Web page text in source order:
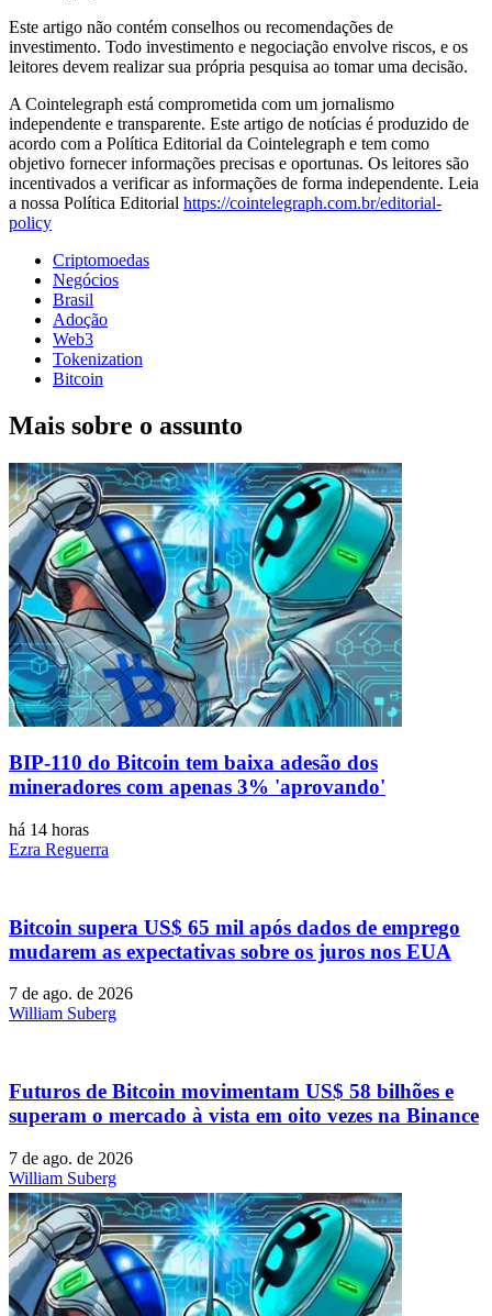
Este artigo não contém conselhos ou recomendações de
investimento. Todo investimento e negociação envolve riscos, e os
leitores devem realizar sua própria pesquisa ao tomar uma decisão.
A Cointelegraph está comprometida com um jornalismo
independente e transparente. Este artigo de notícias é produzido de
acordo com a Política Editorial da Cointelegraph e tem como
objetivo fornecer informações precisas e oportunas. Os leitores são
incentivados a verificar as informações de forma independente. Leia
a nossa Política Editorial https://cointelegraph.com.br/editorial-
policy
Criptomoedas
Negócios
Brasil
Adoção
Web3
Tokenization
Bitcoin
Mais sobre o assunto
BIP-110 do Bitcoin tem baixa adesão dos
mineradores com apenas 3% 'aprovando'
há 14 horas
Ezra Reguerra
Bitcoin supera US$ 65 mil após dados de emprego
mudarem as expectativas sobre os juros nos EUA
7 de ago. de 2026
William Suberg
Futuros de Bitcoin movimentam US$ 58 bilhões e
superam o mercado à vista em oito vezes na Binance
7 de ago. de 2026
William Suberg